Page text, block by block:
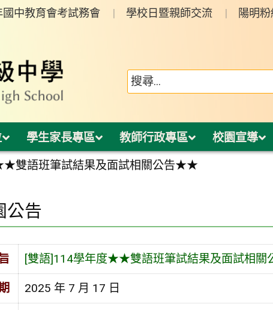
中教育會考試務會 學校日暨親師交流 陽明
學生家長專區 教師行政專區 校園宣導
雙語班筆試結果及面試相關公告★★
公告
[雙語]114學年度★★雙語班筆試結果及面試相
2025 年 7 月 17 日